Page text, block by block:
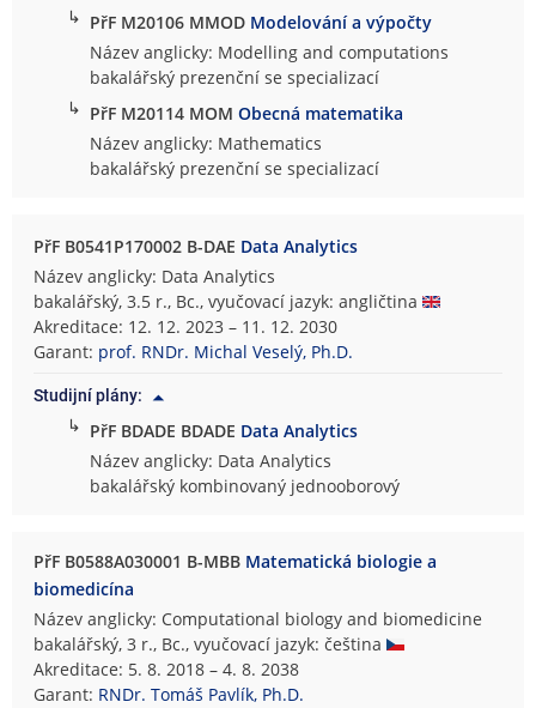
↳ PřF M20106 MMOD Modelování a výpočty
Název anglicky: Modelling and computations
bakalářský prezenční se specializací
↳ PřF M20114 MOMObecná matematika
Název anglicky: Mathematics
bakalářský prezenční se specializací
PřF B0541P170002 B-DAE Data Analytics
Název anglicky: Data Analytics
bakalářský, 3.5 r., Bc., vyučovací jazyk: angličtina
Akreditace: 12. 12. 2023 – 11. 12. 2030
Garant: prof. RNDr. Michal Veselý, Ph.D.
Studijní plány:
↳ PřF BDADE BDADE Data Analytics
Název anglicky: Data Analytics
bakalářský kombinovaný jednooborový
PřF B0588A030001 B-MBB Matematická biologie a
biomedicína
Název anglicky: Computational biology and biomedicine
bakalářský, 3 r., Bc., vyučovací jazyk: čeština
Akreditace: 5. 8. 2018 – 4. 8. 2038
Garant: RNDr. Tomáš Pavlík, Ph.D.